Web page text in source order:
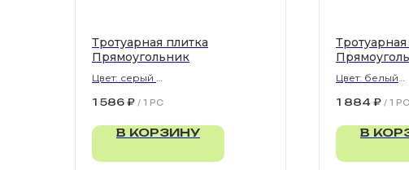
Тротуарная плитка
Прямоугольник
Цвет: серый
1 586 ₽ / 1 PC
В КОРЗИНУ
Цвет: белый
1 884 ₽ / 1 PC
В